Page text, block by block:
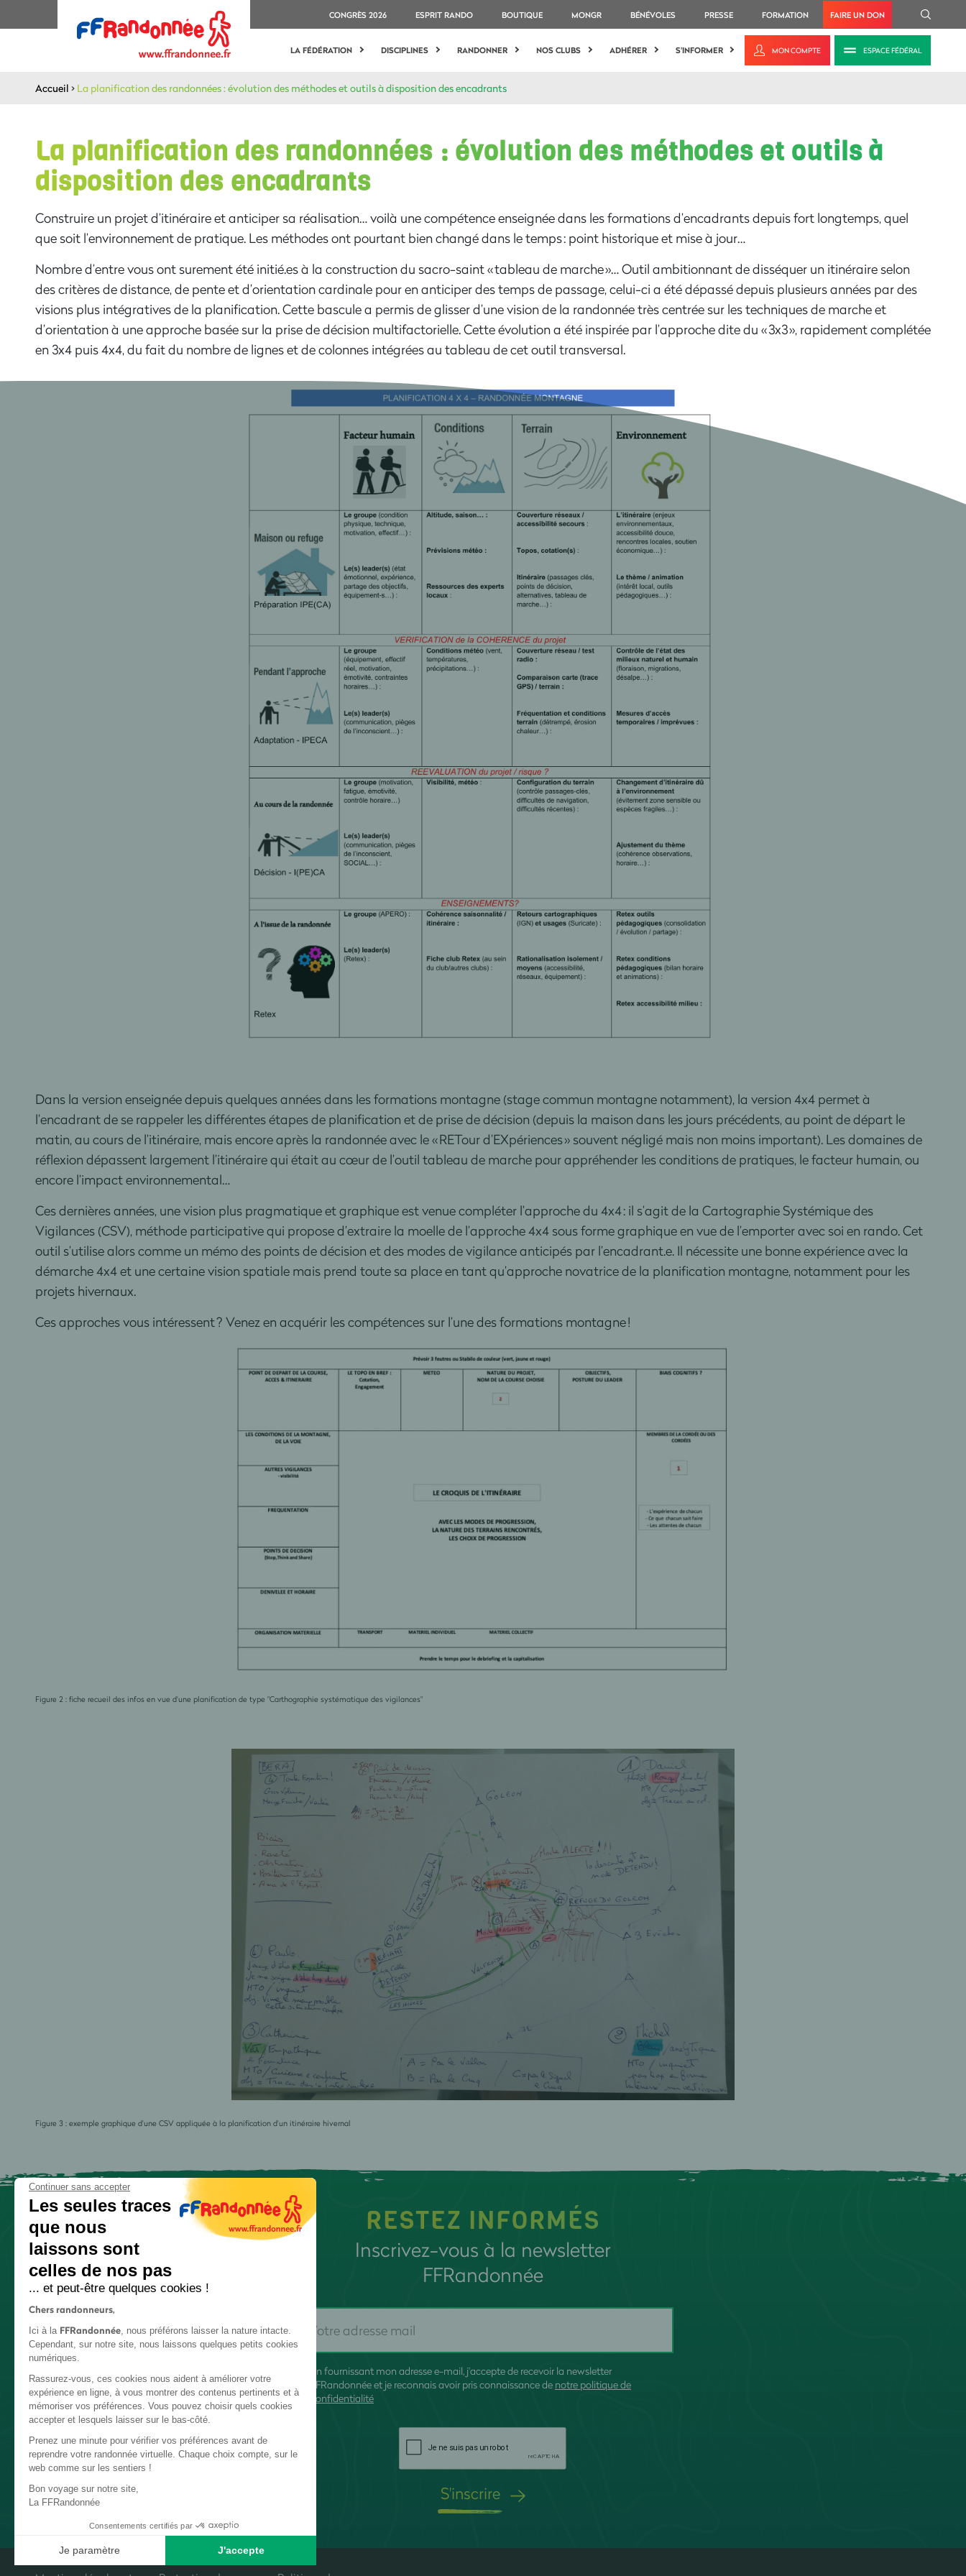
CONGRÈS 2026 ESPRIT RANDO BOUTIQUE MONGR BÉNÉVOLES PRESSE FORMATION FAIRE UN DON
LA FÉDÉRATION DISCIPLINES RANDONNER NOS CLUBS ADHÉRER S'INFORMER MON COMPTE ESPACE FÉDÉRAL
Accueil > La planification des randonnées : évolution des méthodes et outils à disposition des encadrants
La planification des randonnées : évolution des méthodes et outils à
disposition des encadrants
Construire un projet d’itinéraireet anticiper sa réalisation… voilà une compétence enseignée dans les formations d’encadrants depuis fort longtemps, quel
que soit l’environnement de pratique. Les méthodes ont pourtant bien changé dans le temps: point historique et mise à jour…
Nombre d’entre vous ont surement été initié.esà la construction du sacro-saint « tableau de marche»…Outil ambitionnant de disséquer un itinéraire selon
des critères de distance, de pente etd’orientation cardinale pour en anticiper des temps de passage,celui-ci a été dépassé depuis plusieurs années par des
visions plus intégratives de la planification. Cette basculea permis de glisserd’une vision de la randonnée très centrée sur lestechniques de marche et
d’orientationà une approche basée sur la prise de décision multifactorielle.Cette évolution a été inspirée par l’approche dite du « 3x3 », rapidement complétée
en 3x4 puis 4x4, du fait du nombre de lignes et de colonnes intégrées au tableau de cet outil transversal.
Dans la version enseignée depuis quelques années dans les formations montagne (stage commun montagne notamment), la version 4x4 permet à
l’encadrant de se rappeler les différentes étapes de planification et de prise de décision (depuis la maison dans les jours précédents, au point de départ le
matin, au cours de l’itinéraire, mais encore après la randonnée avec le « RETour d’EXpériences » souvent négligé mais non moins important). Les domaines de
réflexion dépassent largement l’itinéraire qui était au cœur de l’outil tableau de marche pour appréhender les conditions de pratiques, le facteur humain, ou
encore l’impact environnemental…
Ces dernières années, une vision plus pragmatique et graphique est venue compléter l’approche du 4x4 : il s’agit de la Cartographie Systémique des
Vigilances (CSV), méthode participative qui propose d’extraire la moelle de l’approche 4x4 sous forme graphique en vue de l’emporter avec soi en rando. Cet
outil s’utilise alors comme un mémo des points de décision et des modes de vigilance anticipés par l’encadrant.e. Il nécessite une bonne expérience avec la
démarche 4x4 et une certaine vision spatiale mais prend toute sa place en tant qu’approche novatrice de la planification montagne, notamment pour les
projets hivernaux.
Ces approches vous intéressent ? Venez en acquérir les compétences sur l’une des formations montagne !
Figure 2 : fiche recueil des infos en vue d'une planification de type "Carthographie systématique des vigilances"
Figure 3 : exemple graphique d'une CSV appliquée à la planification d'un itinéraire hivernal
RESTEZ INFORMÉS
Inscrivez-vous à la newsletter
FFRandonnée
En fournissant mon adresse e-mail, j'accepte de recevoir la newsletter
FFRandonnée et je reconnais avoir pris connaissance de notre politique de
confidentialité
S'inscrire
Continuer sans accepter
Les seules traces
que nous
laissons sont
celles de nos pas
... et peut-être quelques cookies !
Chers randonneurs,
Ici à la FFRandonnée, nous préférons laisser la nature intacte.
Cependant, sur notre site, nous laissons quelques petits cookies
numériques.
Rassurez-vous, ces cookies nous aident à améliorer votre
expérience en ligne, à vous montrer des contenus pertinents et à
mémoriser vos préférences. Vous pouvez choisir quels cookies
accepter et lesquels laisser sur le bas-côté.
Prenez une minute pour vérifier vos préférences avant de
reprendre votre randonnée virtuelle. Chaque choix compte, sur le
web comme sur les sentiers !
Bon voyage sur notre site,
La FFRandonnée
Consentements certifiés par
Je paramètre
J'accepte
Axeptio consent
Plateforme de Gestion du Consentement : Personnalisez vos Options